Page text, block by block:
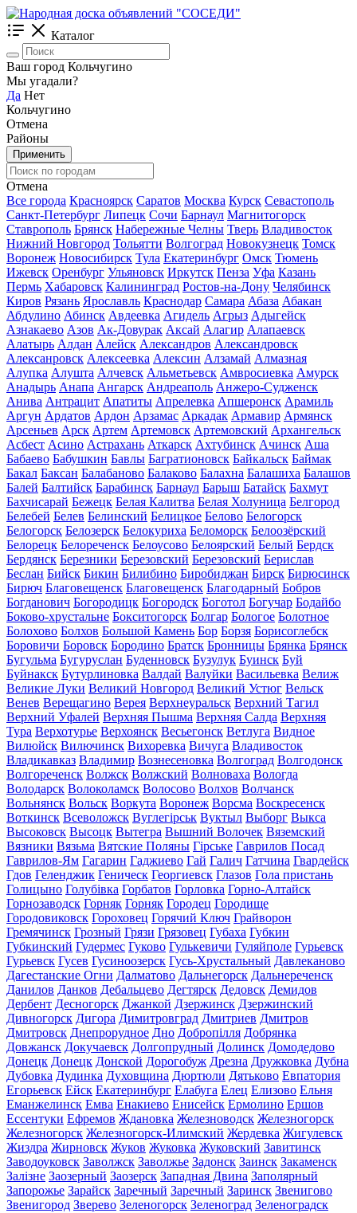
Каталог
Ваш город Кольчугино
Мы угадали?
Да Нет
Кольчугино
Отмена
Районы
Применить
Отмена
Все города Красноярск Саратов Москва Курск Севастополь
Санкт-Петербург Липецк Сочи Барнаул Магнитогорск
Ставрополь Брянск Набережные Челны Тверь Владивосток
Нижний Новгород Тольятти Волгоград Новокузнецк Томск
Воронеж Новосибирск Тула Екатеринбург Омск Тюмень
Ижевск Оренбург Ульяновск Иркутск Пенза Уфа Казань
Пермь Хабаровск Калининград Ростов-на-Дону Челябинск
Киров Рязань Ярославль Краснодар Самара Абаза Абакан
Абдулино Абинск Авдеевка Агидель Агрыз Адыгейск
Азнакаево Азов Ак-Довурак Аксай Алагир Алапаевск
Алатырь Алдан Алейск Александров Александровск
Алексанровск Алексеевка Алексин Алзамай Алмазная
Алупка Алушта Алчевск Альметьевск Амвросиевка Амурск
Анадырь Анапа Ангарск Андреаполь Анжеро-Судженск
Анива Антрацит Апатиты Апрелевка Апшеронск Арамиль
Аргун Ардатов Ардон Арзамас Аркадак Армавир Армянск
Арсеньев Арск Артем Артемовск Артемовский Архангельск
Асбест Асино Астрахань Аткарск Ахтубинск Ачинск Аша
Бабаево Бабушкин Бавлы Багратионовск Байкальск Баймак
Бакал Баксан Балабаново Балаково Балахна Балашиха Балашов
Балей Балтийск Барабинск Барнаул Барыш Батайск Бахмут
Бахчисарай Бежецк Белая Калитва Белая Холуница Белгород
Белебей Белев Белинский Белицкое Белово Белогорск
Белогорск Белозерск Белокуриха Беломорск Белоозёрский
Белорецк Белореченск Белоусово Белоярский Белый Бердск
Бердянск Березники Березовский Березовский Берислав
Беслан Бийск Бикин Билибино Биробиджан Бирск Бирюсинск
Бирюч Благовещенск Благовещенск Благодарный Бобров
Богданович Богородицк Богородск Боготол Богучар Бодайбо
Боково-хрустальне Бокситогорск Болгар Бологое Болотное
Болохово Болхов Большой Камень Бор Борзя Борисоглебск
Боровичи Боровск Бородино Братск Бронницы Брянка Брянск
Бугульма Бугуруслан Буденновск Бузулук Буинск Буй
Буйнакск Бутурлиновка Валдай Валуйки Васильевка Велиж
Великие Луки Великий Новгород Великий Устюг Вельск
Венев Верещагино Верея Верхнеуральск Верхний Тагил
Верхний Уфалей Верхняя Пышма Верхняя Салда Верхняя
Тура Верхотурье Верхоянск Весьегонск Ветлуга Видное
Вилюйск Вилючинск Вихоревка Вичуга Владивосток
Владикавказ Владимир Вознесеновка Волгоград Волгодонск
Волгореченск Волжск Волжский Волноваха Вологда
Володарск Волоколамск Волосово Волхов Волчанск
Вольнянск Вольск Воркута Воронеж Ворсма Воскресенск
Воткинск Всеволожск Вуглегірськ Вуктыл Выборг Выкса
Высоковск Высоцк Вытегра Вышний Волочек Вяземский
Вязники Вязьма Вятские Поляны Гірське Гаврилов Посад
Гаврилов-Ям Гагарин Гаджиево Гай Галич Гатчина Гвардейск
Гдов Геленджик Геническ Георгиевск Глазов Гола пристань
Голицыно Голубівка Горбатов Горловка Горно-Алтайск
Горнозаводск Горняк Горняк Городец Городище
Городовиковск Гороховец Горячий Ключ Грайворон
Гремячинск Грозный Грязи Грязовец Губаха Губкин
Губкинский Гудермес Гуково Гулькевичи Гуляйполе Гурьевск
Гурьевск Гусев Гусиноозерск Гусь-Хрустальный Давлеканово
Дагестанские Огни Далматово Дальнегорск Дальнереченск
Данилов Данков Дебальцево Дегтярск Дедовск Демидов
Дербент Десногорск Джанкой Дзержинск Дзержинский
Дивногорск Дигора Димитровград Дмитриев Дмитров
Дмитровск Днепрорудное Дно Добропілля Добрянка
Довжанск Докучаевск Долгопрудный Долинск Домодедово
Донецк Донецк Донской Дорогобуж Дрезна Дружковка Дубна
Дубовка Дудинка Духовщина Дюртюли Дятьково Евпатория
Егорьевск Ейск Екатеринбург Елабуга Елец Елизово Ельня
Еманжелинск Емва Енакиево Енисейск Ермолино Ершов
Ессентуки Ефремов Ждановка Железноводск Железногорск
Железногорск Железногорск-Илимский Жердевка Жигулевск
Жиздра Жирновск Жуков Жуковка Жуковский Завитинск
Заводоуковск Заволжск Заволжье Задонск Заинск Закаменск
Залізне Заозерный Заозерск Западная Двина Заполярный
Запорожье Зарайск Заречный Заречный Заринск Звенигово
Звенигород Зверево Зеленогорск Зеленоград Зеленоградск